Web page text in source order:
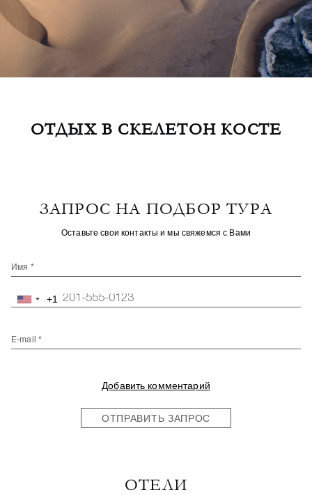
ОТДЫХ В CКЕЛЕТОН КОСТЕ
ЗАПРОС НА ПОДБОР ТУРА
Оставьте свои контакты и мы свяжемся с Вами
Имя *
United+1
E-mail *
Добавить комментарий
ОТПРАВИТЬ ЗАПРОС
ОТЕЛИ